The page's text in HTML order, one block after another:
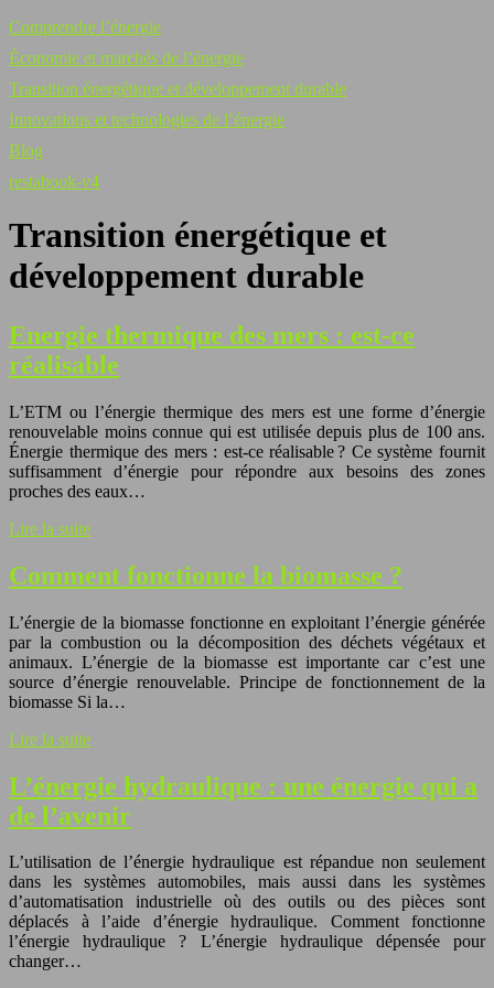
Comprendre l’énergie
Économie et marchés de l’énergie
Transition énergétique et développement durable
Innovations et technologies de l’énergie
Blog
restabook-v4
Transition énergétique et
développement durable
Energie thermique des mers : est-ce
réalisable
L’ETM ou l’énergie thermique des mers est une forme d’énergie
renouvelable moins connue qui est utilisée depuis plus de 100 ans.
Énergie thermique des mers : est-ce réalisable ? Ce système fournit
suffisamment d’énergie pour répondre aux besoins des zones
proches des eaux…
Lire la suite
Comment fonctionne la biomasse ?
L’énergie de la biomasse fonctionne en exploitant l’énergie générée
par la combustion ou la décomposition des déchets végétaux et
animaux. L’énergie de la biomasse est importante car c’est une
source d’énergie renouvelable. Principe de fonctionnement de la
biomasse Si la…
Lire la suite
L’énergie hydraulique : une énergie qui a
de l’avenir
L’utilisation de l’énergie hydraulique est répandue non seulement
dans les systèmes automobiles, mais aussi dans les systèmes
d’automatisation industrielle où des outils ou des pièces sont
déplacés à l’aide d’énergie hydraulique. Comment fonctionne
l’énergie hydraulique ? L’énergie hydraulique dépensée pour
changer…